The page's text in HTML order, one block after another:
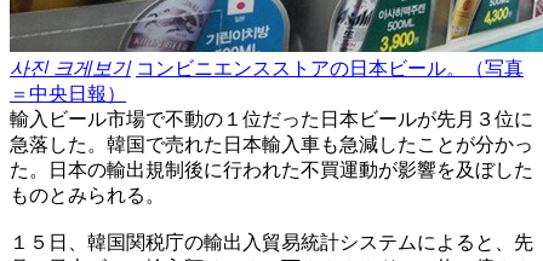
사진 크게보기 コンビニエンスストアの日本ビール。（写真
＝中央日報）
輸入ビール市場で不動の１位だった日本ビールが先月３位に
急落した。韓国で売れた日本輸入車も急減したことが分かっ
た。日本の輸出規制後に行われた不買運動が影響を及ぼした
ものとみられる。
１５日、韓国関税庁の輸出入貿易統計システムによると、先